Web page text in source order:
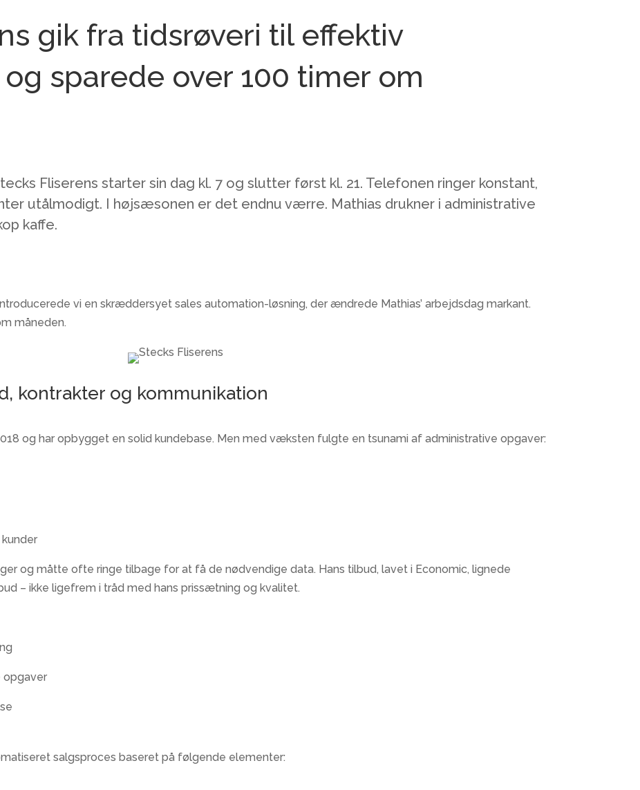
gik fra tidsrøveri til effektiv
sparede over 100 timer om
Fliserens starter sin dag kl. 7 og slutter først kl. 21. Telefonen ringer konstant,
utålmodigt. I højsæsonen er det endnu værre. Mathias drukner i administrative
kaffe.​
vi en skræddersyet sales automation-løsning, der ændrede Mathias’ arbejdsdag markant.
måneden.
kontrakter og kommunikation
og har opbygget en solid kundebase. Men med væksten fulgte en tsunami af administrative opgaver:​
og måtte ofte ringe tilbage for at få de nødvendige data. Hans tilbud, lavet i Economic, lignede
– ikke ligefrem i tråd med hans prissætning og kvalitet.​
opgaver
salgsproces baseret på følgende elementer: